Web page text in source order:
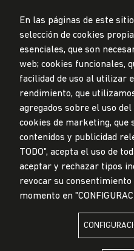
Privacidad de datos personales
Mesa de partes
© Universidad de Lima, 2024
Todos los derechos
Diseñado porPartners
LA UNIVERSIDAD DE LIMA ES
En las páginas de este
selección de cookies
esenciales, que son
web; cookies funcionales,
facilidad de uso al utilizar
rendimiento, que
agregados sobre el uso
cookies de marketing,
contenidos y publicidad
TODO", acepta el uso de
aceptar y rechazar tipos
revocar su
momento en